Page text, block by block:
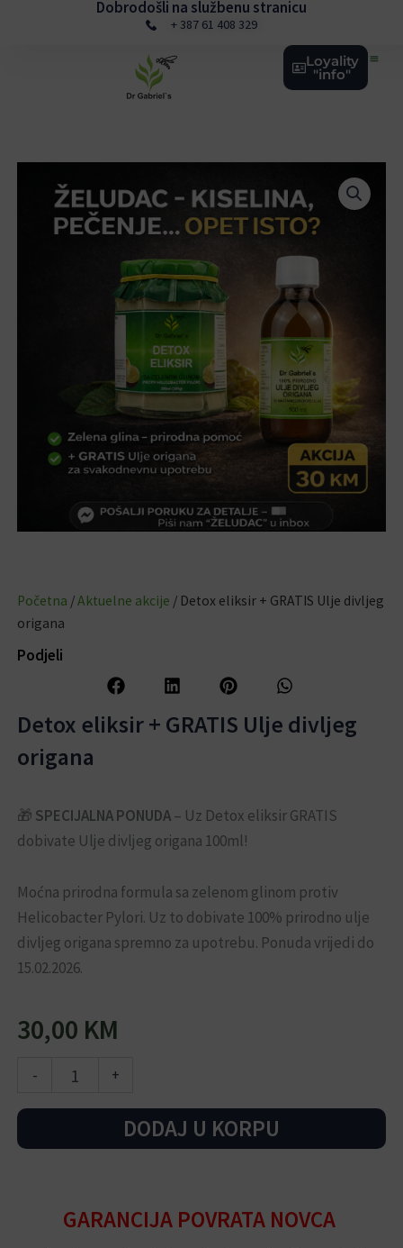
Dobrodošli na službenu stranicu
+ 387 61 408 329
Loyality
"info"
Početna /Aktuelne akcije / Detox eliksir + GRATIS Ulje divljeg
origana
Podjeli
Detox eliksir + GRATIS Ulje divljeg
origana
🎁 SPECIJALNA PONUDA– Uz Detox eliksir GRATIS
dobivate Ulje divljeg origana 100ml!
Moćna prirodna formula sa zelenom glinom protiv
Helicobacter Pylori. Uz to dobivate 100% prirodno ulje
divljeg origana spremno za upotrebu. Ponuda vrijedi do
15.02.2026.
30,00 KM
-
GRATIS
+
DODAJ U KORPU
GARANCIJA POVRATA NOVCA